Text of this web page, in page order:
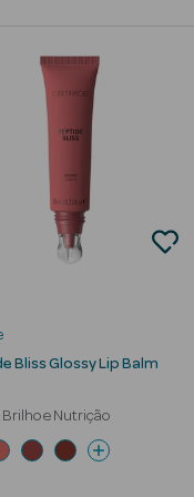
Bliss Glossy Lip Balm
e Nutrição